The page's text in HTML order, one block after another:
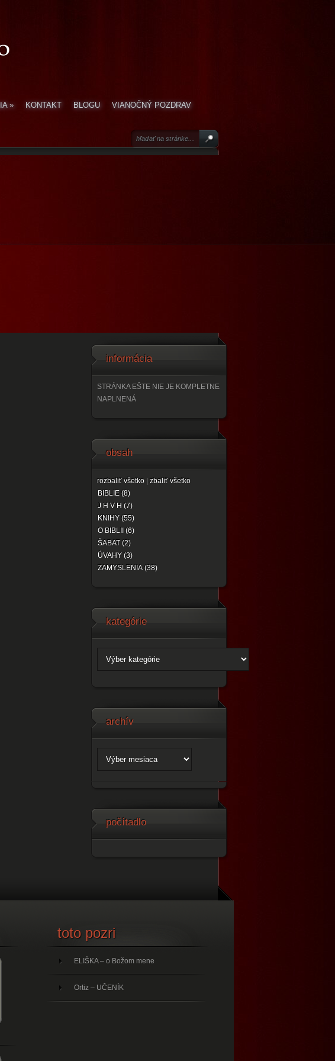
» KONTAKT BLOGU VIANOČNÝ POZDRAV
informácia
STRÁNKA EŠTE NIE JE KOMPLETNE
NAPLNENÁ
obsah
rozbaliť všetko| zbaliť všetko
BIBLIE (8)
J H V H (7)
KNIHY (55)
O BIBLII (6)
ŠABAT (2)
ÚVAHY (3)
ZAMYSLENIA (38)
kategórie
archív
počítadlo
toto pozri
ELIŠKA – o Božom mene
Ortiz – UČENÍK